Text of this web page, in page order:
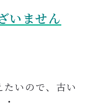
いません
いので、古い